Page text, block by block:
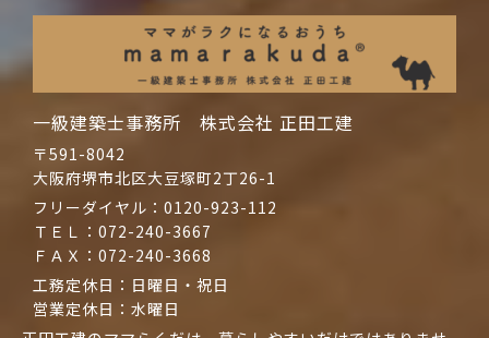
一級建築士事務所 株式会社 正田工建
〒591-8042
大阪府堺市北区大豆塚町2丁26-1
フリーダイヤル： 0120-923-112
ＴＥＬ： 072-240-3667
ＦＡＸ：072-240-3668
工務定休日：日曜日・祝日
営業定休日：水曜日